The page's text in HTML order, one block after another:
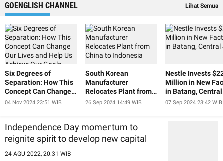
GOENGLISH CHANNEL Lihat Semua
Six Degrees of
Separation: How This
Concept Can Change
Our Lives and Help Us
04 Nov 2024 23:51 WIB
South Korean
Manufacturer
Relocates Plant from
China to Indonesia
26 Sep 2024 14:49 WIB
Nestle Invests
Million in New
in Batang, Central
Java
07 Sep 2024 23:42 WIB
Independence Day momentum to
reignite spirit to develop new capital
24 AGU 2022, 20:31 WIB